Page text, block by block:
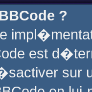
?
est
sur